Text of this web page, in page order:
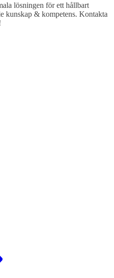
lösningen för ett hållbart
kunskap & kompetens. Kontakta